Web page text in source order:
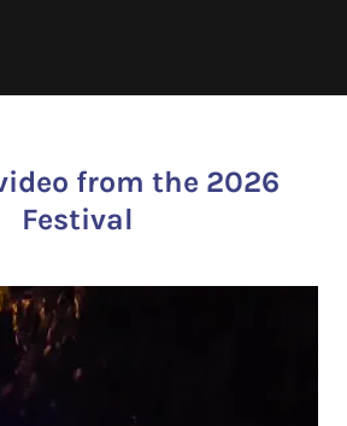
from the 2026
Festival